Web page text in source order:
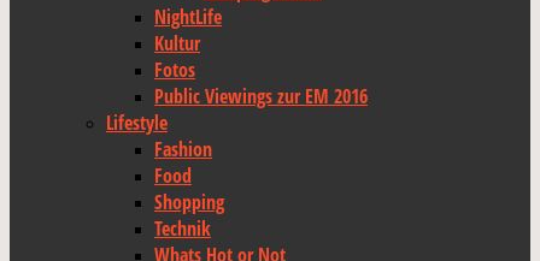
NightLife
Kultur
Fotos
Public Viewings zur EM 2016
Lifestyle
Fashion
Food
Shopping
Technik
Whats Hot or Not